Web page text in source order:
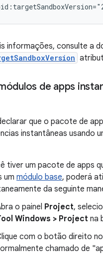
informações, consulte a
de apps
que o pacote de
instantâneas usando
tiver um pacote de apps
um módulo base, poderá
da seguinte
o painel Project,
Windows > Project na
com o botão direito
chamado de